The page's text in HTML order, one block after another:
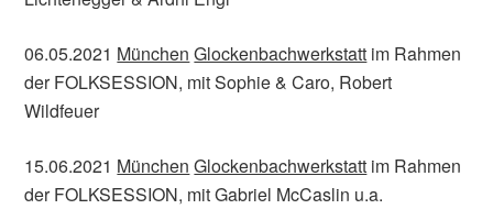
06.05.2021 München Glockenbachwerkstatt im Rahmen
der FOLKSESSION, mit Sophie & Caro, Robert
Wildfeuer
15.06.2021 München Glockenbachwerkstatt im Rahmen
der FOLKSESSION, mit Gabriel McCaslin u.a.